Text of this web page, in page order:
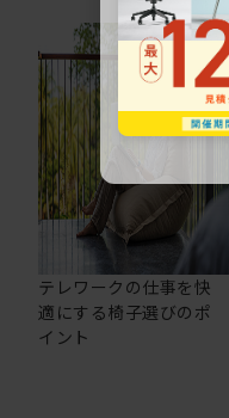
テレワークの仕事を快
適にする椅子選びのポ
イント